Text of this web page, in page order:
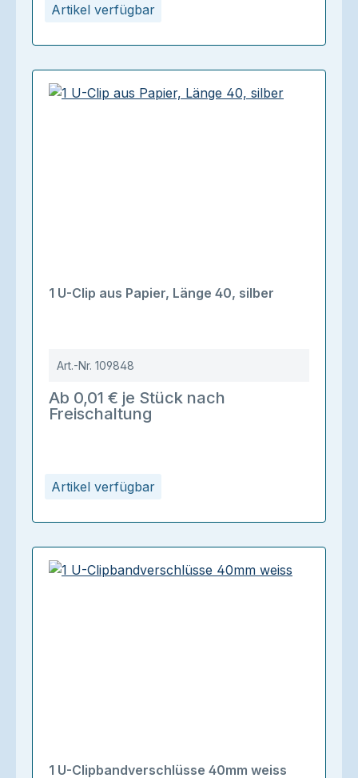
Artikel verfügbar
Artikel verfügbar
1 U-Clip aus Papier, Länge 40, silber
Art.-Nr. 109848
Ab 0,01 € je Stück nach
Freischaltung
1 U-Clipbandverschlüsse 40mm weiss